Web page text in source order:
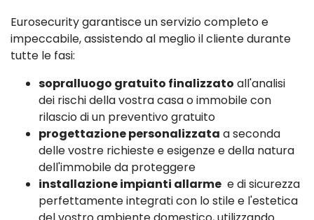
Eurosecurity garantisce un servizio completo e
impeccabile, assistendo al meglio il cliente durante
tutte le fasi:
sopralluogo gratuito finalizzato all'analisi
dei rischi della vostra casa o immobile con
rilascio di un preventivo gratuito
progettazione personalizzata a seconda
delle vostre richieste e esigenze e della natura
dell'immobile da proteggere
installazione impianti allarme e di sicurezza
perfettamente integrati con lo stile e l'estetica